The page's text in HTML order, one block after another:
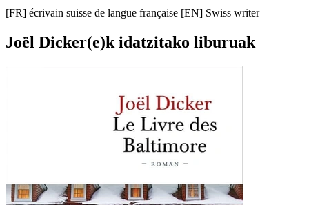
[FR] écrivain suisse de langue française [EN] Swiss writer
Joël Dicker(e)k idatzitako liburuak